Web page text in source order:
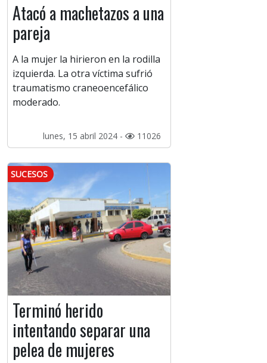
Atacó a machetazos a una
pareja
A la mujer la hirieron en la rodilla
izquierda. La otra víctima sufrió
traumatismo craneoencefálico
moderado.
lunes, 15 abril 2024 - 11026
SUCESOS
Terminó herido
intentando separar una
pelea de mujeres